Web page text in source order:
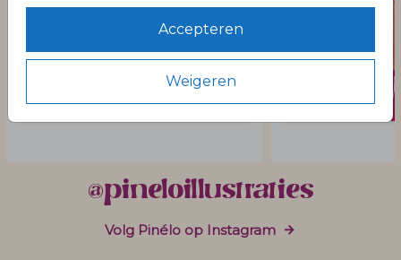
Accepteren
Weigeren
@pineloillustraties
Volg Pinélo op Instagram